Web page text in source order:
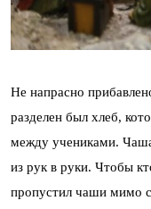
Не напрасно
разделен был хлеб,
между учениками.
из рук в руки. Чтобы
пропустил чаши мимо